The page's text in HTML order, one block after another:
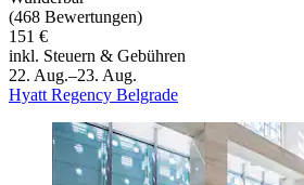
(468 Bewertungen)
151 €
inkl. Steuern & Gebühren
22. Aug.–23. Aug.
Hyatt Regency Belgrade